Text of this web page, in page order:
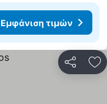
Εμφάνιση τιμών